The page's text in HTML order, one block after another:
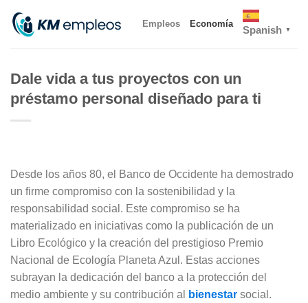
Empleos Economía
Spanish ▼
Dale vida a tus proyectos con un
préstamo personal diseñado para ti
Desde los años 80, el Banco de Occidente ha demostrado
un firme compromiso con la sostenibilidad y la
responsabilidad social. Este compromiso se ha
materializado en iniciativas como la publicación de un
Libro Ecológico y la creación del prestigioso Premio
Nacional de Ecología Planeta Azul. Estas acciones
subrayan la dedicación del banco a la protección del
medio ambiente y su contribución al
bienestar social.